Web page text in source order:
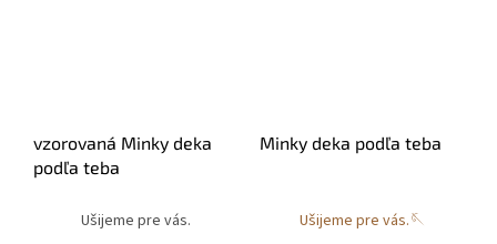
vzorovaná Minky deka
podľa teba
Ušijeme pre vás.
Minky deka podľa teba
Ušijeme pre vás.🪡